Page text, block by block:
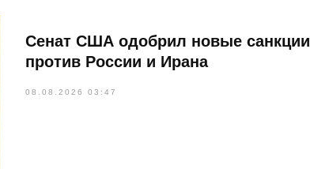
Сенат США одобрил новые санкции
против России и Ирана
08.08.2026 03:47